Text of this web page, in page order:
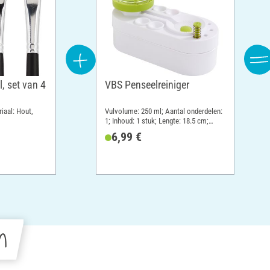
set van 4
Hout,
VBS Penseelreiniger
Vulvolume: 250 ml; Aantal onderdelen:
1; Inhoud: 1 stuk; Lengte: 18.5 cm;
Materiaal: Kunststof
6,99 €